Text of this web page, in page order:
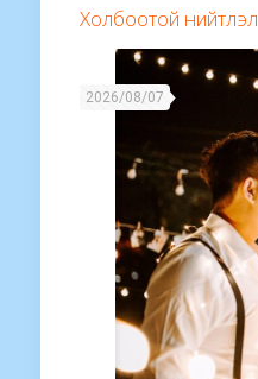
Холбоотой нийтлэл
2026/08/07